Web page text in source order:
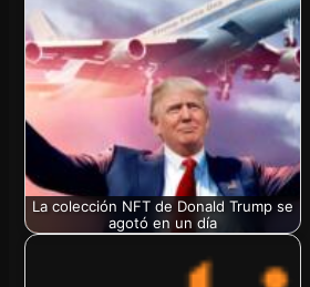
La colección NFT de Donald Trump se
agotó en un día